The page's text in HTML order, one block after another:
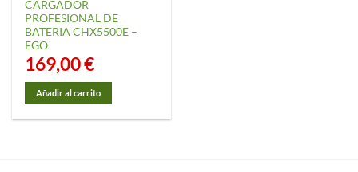
CARGADOR
PROFESIONAL DE
BATERIA CHX5500E –
EGO
169,00€
Añadir al carrito